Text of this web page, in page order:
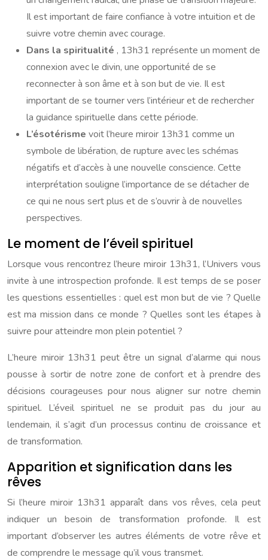
Il est important de faire confiance à votre intuition et de
suivre votre chemin avec courage.
Dans la spiritualité , 13h31 représente un moment de
connexion avec le divin, une opportunité de se
reconnecter à son âme et à son but de vie. Il est
important de se tourner vers l’intérieur et de rechercher
la guidance spirituelle dans cette période.
L’ésotérisme voit l’heure miroir 13h31 comme un
symbole de libération, de rupture avec les schémas
négatifs et d’accès à une nouvelle conscience. Cette
interprétation souligne l’importance de se détacher de
ce qui ne nous sert plus et de s’ouvrir à de nouvelles
perspectives.
Le moment de l’éveil spirituel
Lorsque vous rencontrez l’heure miroir 13h31, l’Univers vous
invite à une introspection profonde. Il est temps de se poser
les questions essentielles : quel est mon but de vie ? Quelle
est ma mission dans ce monde ? Quelles sont les étapes à
suivre pour atteindre mon plein potentiel ?
L’heure miroir 13h31 peut être un signal d’alarme qui nous
pousse à sortir de notre zone de confort et à prendre des
décisions courageuses pour nous aligner sur notre chemin
spirituel. L’éveil spirituel ne se produit pas du jour au
lendemain, il s’agit d’un processus continu de croissance et
de transformation.
Apparition et signification dans les
rêves
Si l’heure miroir 13h31 apparaît dans vos rêves, cela peut
indiquer un besoin de transformation profonde. Il est
important d’observer les autres éléments de votre rêve et
de comprendre le message qu’il vous transmet.